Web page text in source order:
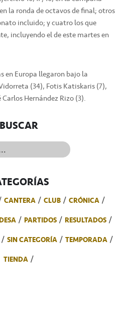
la ronda de octavos de final; otros
incluido; y cuatro los que
incluyendo el de este martes en
en Europa llegaron bajo la
(34), Fotis Katiskaris (7),
Hernández Rizo (3).
BUSCAR
CANTERA CLUB
CRÓNICA
PARTIDOS
RESULTADOS
SIN CATEGORÍA
TEMPORADA
TIENDA